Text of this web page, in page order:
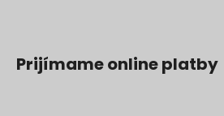
Prijímame online platby